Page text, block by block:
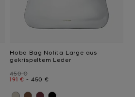
Hobo Bag Nolita Large aus
gekrispeltem Leder
Zuvor
450 €
Jetzt
191 € -
bis Jetzt
450 €